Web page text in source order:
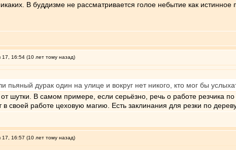
В буддизме не рассматривается голое небытие как
16:54 (10 лет тому назад)
пьяный дурак один на улице и вокруг нет никого, кто мог бы
шутки. В самом примере, если серьёзно, речь о работе резчика
в своей работе цеховую магию. Есть заклинания для резки по
16:57 (10 лет тому назад)